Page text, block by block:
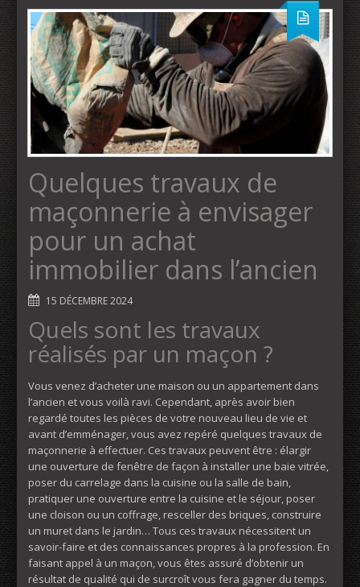
Quelques travaux de
maçonnerie à envisager
pour un achat
immobilier dans l’ancien
15 DÉCEMBRE 2024
Quels sont les travaux
réalisés par un maçon ?
Vous venez d’acheter une maison ou un appartement dans
l’ancien et vous voilà ravi. Cependant, après avoir bien
regardé toutes les pièces de votre nouveau lieu de vie et
avant d’emménager, vous avez repéré quelques travaux de
maçonnerie à effectuer. Ces travaux peuvent être : élargir
une ouverture de fenêtre de façon à installer une baie vitrée,
poser du carrelage dans la cuisine ou la salle de bain,
pratiquer une ouverture entre la cuisine et le séjour, poser
une cloison ou un coffrage, resceller des briques, construire
un muret dans le jardin… Tous ces travaux nécessitent un
savoir-faire et des connaissances propres à la profession. En
faisant appel à un maçon, vous êtes assuré d’obtenir un
résultat de qualité qui de surcroît vous fera gagner du temps.